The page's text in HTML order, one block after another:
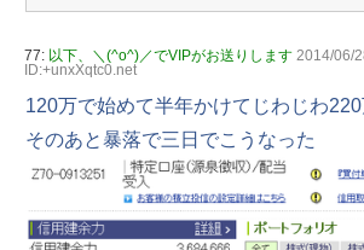
77: 以下、＼(^o^)／でVIPがお送りします 2014/06/
ID:+unxXqtc0.net
120万で始めて半年かけてじわじわ
そのあと暴落で三日でこうなった